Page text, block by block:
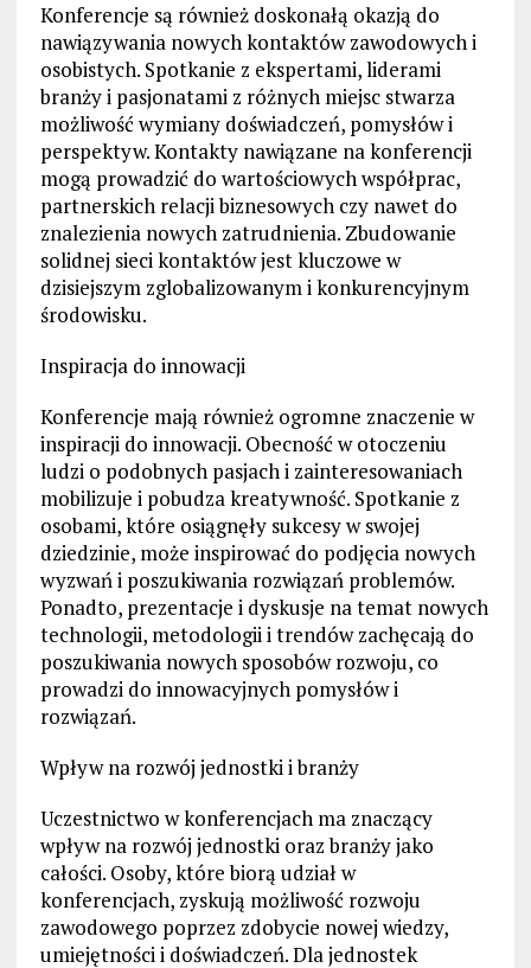
Konferencje są również doskonałą okazją do
nawiązywania nowych kontaktów zawodowych i
osobistych. Spotkanie z ekspertami, liderami
branży i pasjonatami z różnych miejsc stwarza
możliwość wymiany doświadczeń, pomysłów i
perspektyw. Kontakty nawiązane na konferencji
mogą prowadzić do wartościowych współprac,
partnerskich relacji biznesowych czy nawet do
znalezienia nowych zatrudnienia. Zbudowanie
solidnej sieci kontaktów jest kluczowe w
dzisiejszym zglobalizowanym i konkurencyjnym
środowisku.
Inspiracja do innowacji
Konferencje mają również ogromne znaczenie w
inspiracji do innowacji. Obecność w otoczeniu
ludzi o podobnych pasjach i zainteresowaniach
mobilizuje i pobudza kreatywność. Spotkanie z
osobami, które osiągnęły sukcesy w swojej
dziedzinie, może inspirować do podjęcia nowych
wyzwań i poszukiwania rozwiązań problemów.
Ponadto, prezentacje i dyskusje na temat nowych
technologii, metodologii i trendów zachęcają do
poszukiwania nowych sposobów rozwoju, co
prowadzi do innowacyjnych pomysłów i
rozwiązań.
Wpływ na rozwój jednostki i branży
Uczestnictwo w konferencjach ma znaczący
wpływ na rozwój jednostki oraz branży jako
całości. Osoby, które biorą udział w
konferencjach, zyskują możliwość rozwoju
zawodowego poprzez zdobycie nowej wiedzy,
umiejętności i doświadczeń. Dla jednostek